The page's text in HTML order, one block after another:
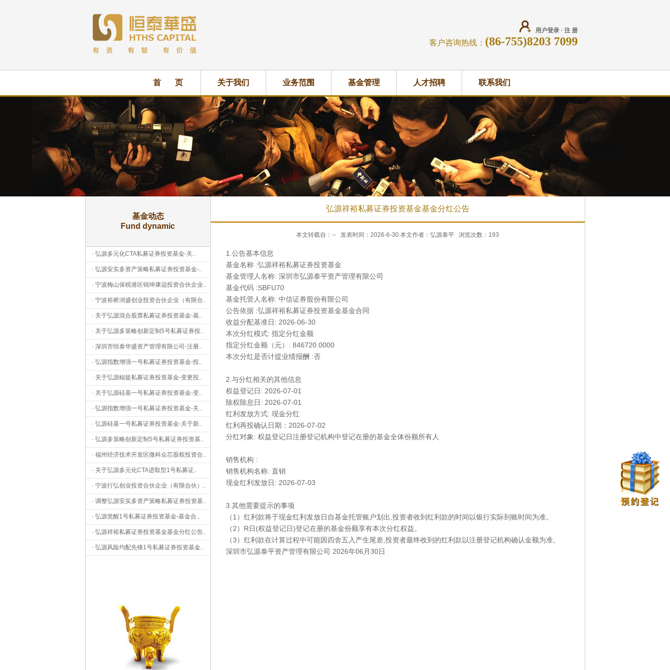
用户登录 · 注 册
客户咨询热线： (86-755)8203 7099
首 页 关于我们 业务范围 基金管理 人才招聘 联系我们
基金动态
Fund dynamic
· 弘源多元化CTA私募证券投资基金-关..
· 弘源安实多资产策略私募证券投资基金-..
· 宁波梅山保税港区锦珅康远投资合伙企业..
· 宁波裕桥润盛创业投资合伙企业（有限合..
· 关于弘源混合股票私募证券投资基金-基..
· 关于弘源多策略创新定制5号私募证券投..
· 深圳市恒泰华盛资产管理有限公司-注册..
· 弘源指数增强一号私募证券投资基金-投..
· 关于弘源鲲徙私募证券投资基金-变更投..
· 关于弘源硅基一号私募证券投资基金-变..
· 弘源指数增强一号私募证券投资基金-关..
· 弘源硅基一号私募证券投资基金-关于新..
· 弘源多策略创新定制5号私募证券投资基..
· 福州经济技术开发区微科众芯股权投资合..
· 关于弘源多元化CTA进取型1号私募证..
· 宁波行弘创业投资合伙企业（有限合伙） ..
· 调整弘源安实多资产策略私募证券投资基..
· 弘源觉醒1号私募证券投资基金-基金合..
· 弘源祥裕私募证券投资基金基金分红公告..
· 弘源风险均配先锋1号私募证券投资基金..
弘源祥裕私募证券投资基金基金分红公告
本文转载自：-- 发表时间：2026-6-30 本文作者：弘源泰平 浏览次数：193
1.公告基本信息
基金名称 :弘源祥裕私募证券投资基金
基金管理人名称: 深圳市弘源泰平资产管理有限公司
基金代码 :SBFU70
基金托管人名称: 中信证券股份有限公司
公告依据 :弘源祥裕私募证券投资基金基金合同
收益分配基准日: 2026-06-30
本次分红模式: 指定分红金额
指定分红金额（元）: 846720.0000
本次分红是否计提业绩报酬 :否
2.与分红相关的其他信息
权益登记日: 2026-07-01
除权除息日: 2026-07-01
红利发放方式: 现金分红
红利再投确认日期：2026-07-02
分红对象: 权益登记日注册登记机构中登记在册的基金全体份额所有人
销售机构 :
销售机构名称: 直销
现金红利发放日: 2026-07-03
3.其他需要提示的事项
（1）红利款将于现金红利发放日自基金托管账户划出,投资者收到红利款的时间以银行实际到账时间为准。
（2）R日(权益登记日)登记在册的基金份额享有本次分红权益。
（3）红利款在计算过程中可能因四舍五入产生尾差,投资者最终收到的红利款以注册登记机构确认金额为准。
深圳市弘源泰平资产管理有限公司 2026年06月30日